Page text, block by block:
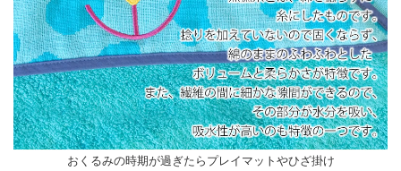
おくるみの時期が過ぎたらプレイマットやひざ掛け